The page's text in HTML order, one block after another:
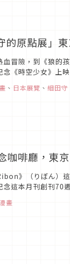
原點展」
冒險，到《狼的
《時空少女》上
、 日本展覽 、 細田守
啡廳，東
》（りぼん）
這本月刊創刊70
畫